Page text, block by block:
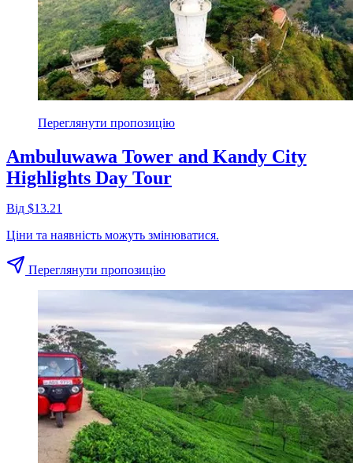
Переглянути пропозицію
Ambuluwawa Tower and Kandy City
Highlights Day Tour
Від $13.21
Ціни та наявність можуть змінюватися.
Переглянути пропозицію